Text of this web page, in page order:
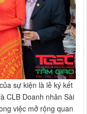
sự kiện là lễ ký kết
CLB Doanh nhân Sài
việc mở rộng quan